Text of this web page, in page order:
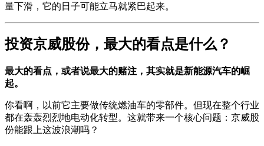
量下滑，它的日子可能立马就紧巴起来。
投资京威股份，最大的看点是什么？
最大的看点，或者说最大的赌注，其实就是新能源汽车的崛
起。
你看啊，以前它主要做传统燃油车的零部件。但现在整个行业
都在轰轰烈烈地电动化转型。这就带来一个核心问题：京威股
份能跟上这波浪潮吗？